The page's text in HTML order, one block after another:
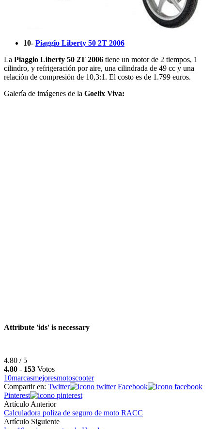
10- Piaggio Liberty 50 2T 2006
La Piaggio Liberty 50 2T 2006 tiene un motor de 2 tiempos, 1
cilindro, y refrigeración por aire, una cilindrada de 49 cc y una
relación de compresión de 10,3:1. El costo es de 1.799 euros.
Galería de imágenes de la Goelix Viva:
Attribute 'ids' is necessary
4.80 / 5
4.80 - 153 Votos
10marcasmejoresmotoscooter
Compartir en: Twitter
Facebook
Pinterest
Artículo Anterior
Calculadora poliza de seguro de moto RACC
Artículo Siguiente